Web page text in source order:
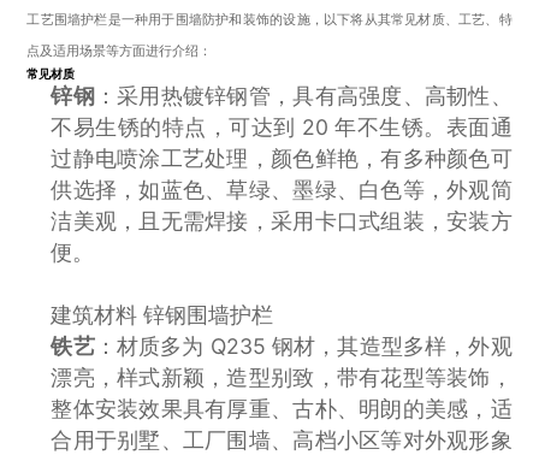
工艺围墙护栏是一种用于围墙防护和装饰的设施，以下将从其常见材质、工艺、特
点及适用场景等方面进行介绍：
常见材质
锌钢 ：采用热镀锌钢管，具有高强度、高韧性、
不易生锈的特点，可达到 20 年不生锈。表面通
过静电喷涂工艺处理，颜色鲜艳，有多种颜色可
供选择，如蓝色、草绿、墨绿、白色等，外观简
洁美观，且无需焊接，采用卡口式组装，安装方
便。
建筑材料 锌钢围墙护栏
铁艺：材质多为 Q235 钢材，其造型多样，外观
漂亮，样式新颖，造型别致，带有花型等装饰，
整体安装效果具有厚重、古朴、明朗的美感，适
合用于别墅、工厂围墙、高档小区等对外观形象